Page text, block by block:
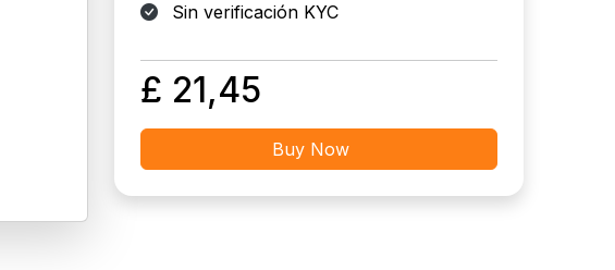
Sin verificación KYC
£ 21,45
Buy Now